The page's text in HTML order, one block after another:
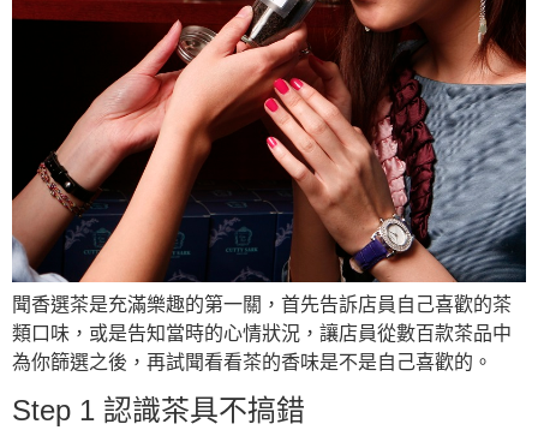
聞香選茶是充滿樂趣的第一關，首先告訴店員自己喜歡的茶
類口味，或是告知當時的心情狀況，讓店員從數百款茶品中
為你篩選之後，再試聞看看茶的香味是不是自己喜歡的。
Step 1 認識茶具不搞錯